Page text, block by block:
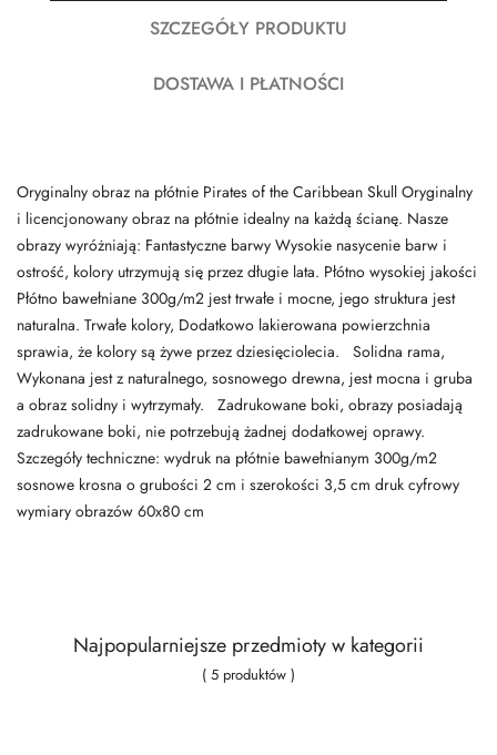
SZCZEGÓŁY PRODUKTU
DOSTAWA I PŁATNOŚCI
Oryginalny obraz na płótnie Pirates of the Caribbean Skull Oryginalny
i licencjonowany obraz na płótnie idealny na każdą ścianę. Nasze
obrazy wyróżniają: Fantastyczne barwy Wysokie nasycenie barw i
ostrość, kolory utrzymują się przez długie lata. Płótno wysokiej jakości
Płótno bawełniane 300g/m2 jest trwałe i mocne, jego struktura jest
naturalna. Trwałe kolory, Dodatkowo lakierowana powierzchnia
sprawia, że kolory są żywe przez dziesięciolecia. Solidna rama,
Wykonana jest z naturalnego, sosnowego drewna, jest mocna i gruba
a obraz solidny i wytrzymały. Zadrukowane boki, obrazy posiadają
zadrukowane boki, nie potrzebują żadnej dodatkowej oprawy.
Szczegóły techniczne: wydruk na płótnie bawełnianym 300g/m2
sosnowe krosna o grubości 2 cm i szerokości 3,5 cm druk cyfrowy
wymiary obrazów 60x80 cm
Najpopularniejsze przedmioty w kategorii
( 5 produktów )